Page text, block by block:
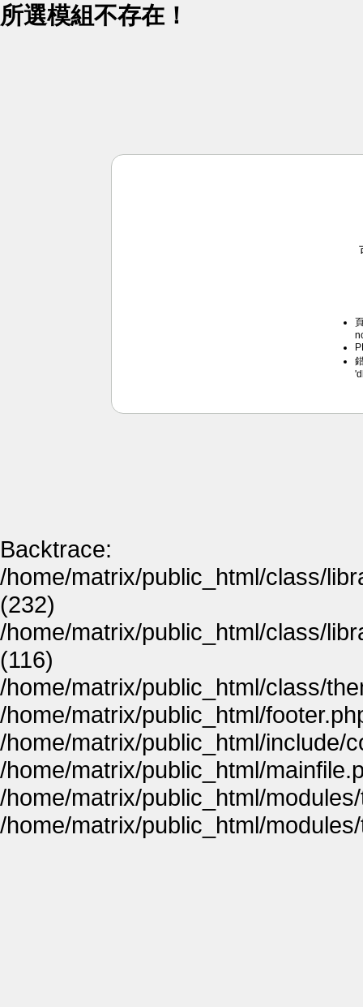
所選模組不存在！
Backtrace:
/home/matrix/public_html/class/
(232)
/home/matrix/public_html/class/
(116)
/home/matrix/public_html/class/
/home/matrix/public_html/
/home/matrix/public_html/include/
/home/matrix/public_html/
/home/matrix/public_html/
/home/matrix/public_html/